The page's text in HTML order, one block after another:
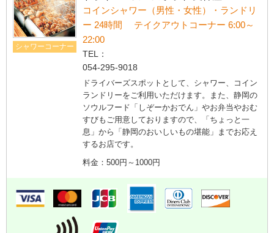
シャワーコーナー
コインシャワー（男性・女性）・ランドリ
ー 24時間 テイクアウトコーナー 6:00～
22:00
TEL：
054-295-9018
ドライバーズスポットとして、シャワー、コイン
ランドリーをご利用いただけます。また、静岡の
ソウルフード「しぞーかおでん」やお弁当やおむ
すびもご用意しておりますので、「ちょっと一
息」から「静岡のおいしいもの堪能」までお応え
するお店です。
料金：500円～1000円